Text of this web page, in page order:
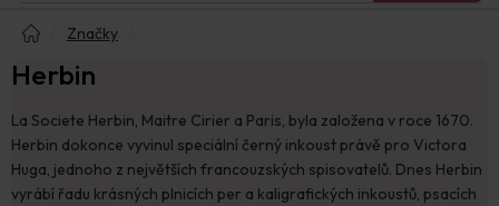
Značky
Herbin
La Societe Herbin, Maitre Cirier a Paris, byla založena v roce 1670.
Herbin dokonce vyvinul speciální černý inkoust právě pro Victora
Huga, jednoho z největších francouzských spisovatelů. Dnes Herbin
vyrábí řadu krásných plnicích per a kaligrafických inkoustů, psacích